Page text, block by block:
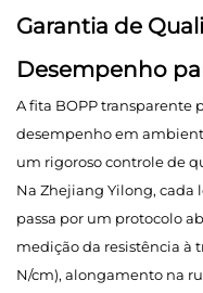
Garantia de
Desempenho
A fita BOPP transparente
desempenho em
um rigoroso controle de
Na Zhejiang Yilong, cada
passa por um protocolo
medição da resistência à
N/cm), alongamento na